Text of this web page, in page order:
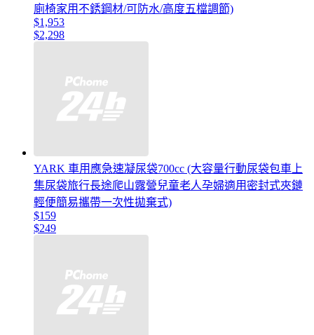
廁椅家用不銹鋼材/可防水/高度五檔調節)
$1,953
$2,298
YARK 車用應急速凝尿袋700cc (大容量行動尿袋包車上
集尿袋旅行長途爬山露營兒童老人孕婦適用密封式夾鏈
輕便簡易攜帶一次性拋棄式)
$159
$249